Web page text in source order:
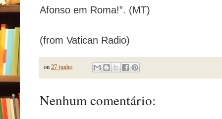
Afonso em Roma!”. (MT)
(from Vatican Radio)
on27 junho
Nenhum comentário: